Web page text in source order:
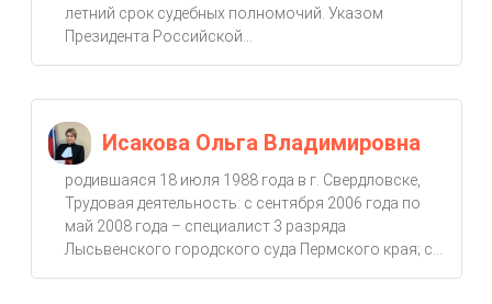
летний срок судебных полномочий. Указом
Президента Российской...
Исакова Ольга Владимировна
родившаяся 18 июля 1988 года в г. Свердловске,
Трудовая деятельность: с сентября 2006 года по
май 2008 года – специалист 3 разряда
Лысьвенского городского суда Пермского края; с...